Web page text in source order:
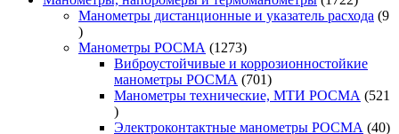
товара
Манометры дистанционные и указатель расхода 9
9
товаров
Манометры РОСМА 12731273
товара
Виброустойчивые и коррозионностойкие
манометры РОСМА
701701
товар
Манометры технические, МТИ РОСМА
521
521
товар
Электроконтактные манометры РОСМА 4040